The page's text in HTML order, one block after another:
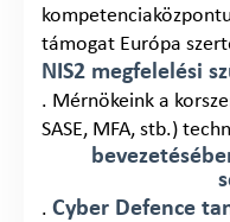
támogat Európa
NIS2 megfelelési
. Mérnökeink a
SASE, MFA, stb.)
. Cyber Defence